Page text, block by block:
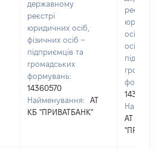
державному
реєстрі
юридичних осіб,
фізичних осіб –
підприємців та
громадських
формувань:
14360570
Найменування:
АТ
КБ "ПРИВАТБАНК"
реєстрі
осіб,
осіб –
14360570
АТ КБ